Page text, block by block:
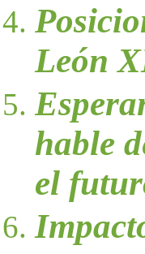
León
hable
el